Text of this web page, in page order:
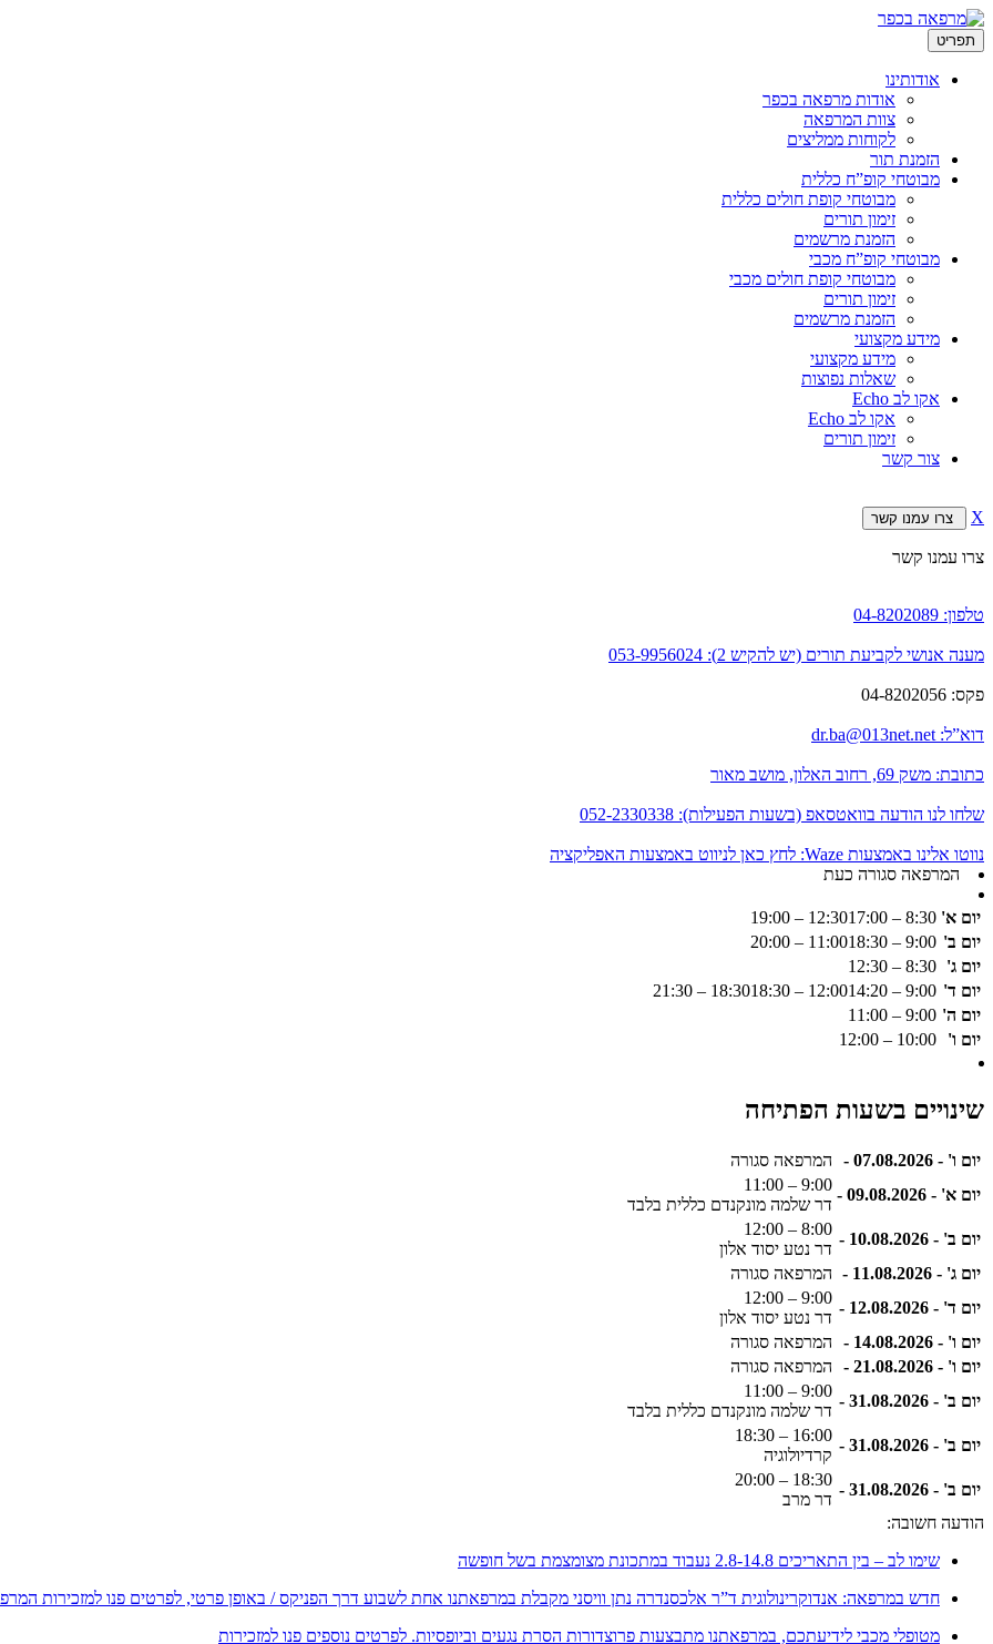
תפריט לדלג
לתוכן
אודותינו
אודות מרפאה בכפר
צוות המרפאה
לקוחות ממליצים
הזמנת תור
מבוטחי קופ”ח כללית
מבוטחי קופת חולים כללית
זימון תורים
הזמנת מרשמים
מבוטחי קופ”ח מכבי
מבוטחי קופת חולים מכבי
זימון תורים
הזמנת מרשמים
מידע מקצועי
מידע מקצועי
שאלות נפוצות
אקו לב Echo
אקו לב Echo
זימון תורים
צור קשר
X צרו עמנו קשר
צרו עמנו קשר
טלפון: 04-8202089
מענה אנושי לקביעת תורים (יש להקיש 2): 053-9956024
פקס: 04-8202056
דוא”ל: dr.ba@013net.net
כתובת: משק 69, רחוב האלון, מושב מאור
שלחו לנו הודעה בוואטסאפ (בשעות הפעילות): 052-2330338
נווטו אלינו באמצעות Waze:
לחץ כאן לניווט באמצעות האפליקציה
המרפאה סגורה כעת
יום א' 8:30 – 12:30
17:00 – 19:00
יום ב' 9:00 – 11:00
18:30 – 20:00
יום ג' 8:30 – 12:30
יום ד' 9:00 – 12:00
14:20 – 18:30
18:30 – 21:30
יום ה' 9:00 – 11:00
יום ו'
10:00 – 12:00
שינויים בשעות הפתיחה
יום ו' - 07.08.2026 -
המרפאה סגורה
יום א' - 09.08.2026 -
9:00 – 11:00
דר שלמה מונקנדם כללית בלבד
יום ב' - 10.08.2026 -
8:00 – 12:00
דר נטע יסוד אלון
יום ג' - 11.08.2026 -
המרפאה סגורה
יום ד' - 12.08.2026 -
9:00 – 12:00
דר נטע יסוד אלון
יום ו' - 14.08.2026 -
המרפאה סגורה
יום ו' - 21.08.2026 -
המרפאה סגורה
יום ב' - 31.08.2026 -
9:00 – 11:00
דר שלמה מונקנדם כללית בלבד
יום ב' - 31.08.2026 -
16:00 – 18:30
קרדיולוגיה
יום ב' - 31.08.2026 -
18:30 – 20:00
דר מרב
הודעה חשובה:
שימו לב – בין התאריכים 2.8-14.8 נעבוד במתכונת מצומצמת בשל חופשה
חדש במרפאה: אנדוקרינולוגית ד”ר אלכסנדרה נתן וויסני מקבלת במרפאתנו אחת לשבוע דרך הפניקס / באופן פרטי, לפרטים פנו למזכירות
מטופלי מכבי לידיעתכם, במרפאתנו מתבצעות פרוצדורות הסרת נגעים וביופסיות. לפרטים נוספים פנו למזכירות